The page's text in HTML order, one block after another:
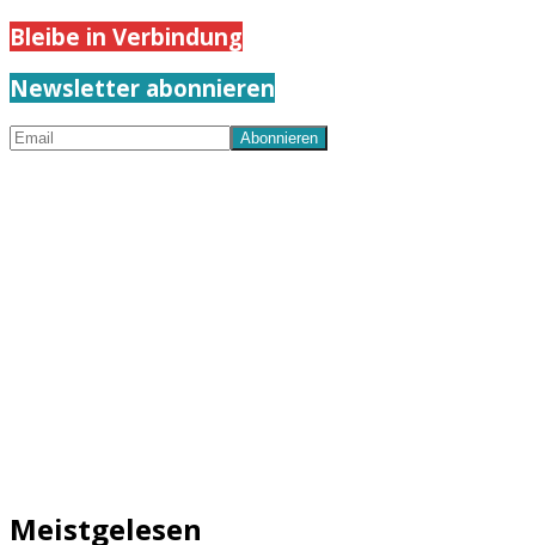
Bleibe in Verbindung
Newsletter abonnieren
Meistgelesen